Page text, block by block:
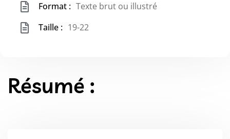
Format : Texte brut ou illustré
Taille : 19-22
Résumé :